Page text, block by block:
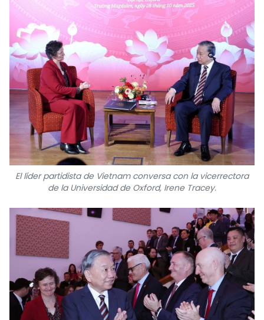
El líder partidista de Vietnam conversa con la vicerrectora
de la Universidad de Oxford, Irene Tracey.